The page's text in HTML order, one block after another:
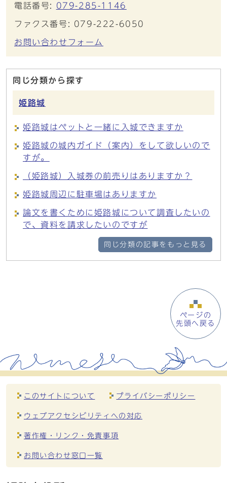
電話番号: 079-285-1146
ファクス番号: 079-222-6050
お問い合わせフォーム
同じ分類から探す
姫路城
姫路城はペットと一緒に入城できますか
姫路城の城内ガイド（案内）をして欲しいので
すが。
（姫路城）入城券の前売りはありますか？
姫路城周辺に駐車場はありますか
論文を書くために姫路城について調査したいの
で、資料を請求したいのですが
同じ分類の記事をもっと見る
ページの
先頭へ戻る
このサイトについて プライバシーポリシー
ウェブアクセシビリティへの対応
著作権・リンク・免責事項
お問い合わせ窓口一覧